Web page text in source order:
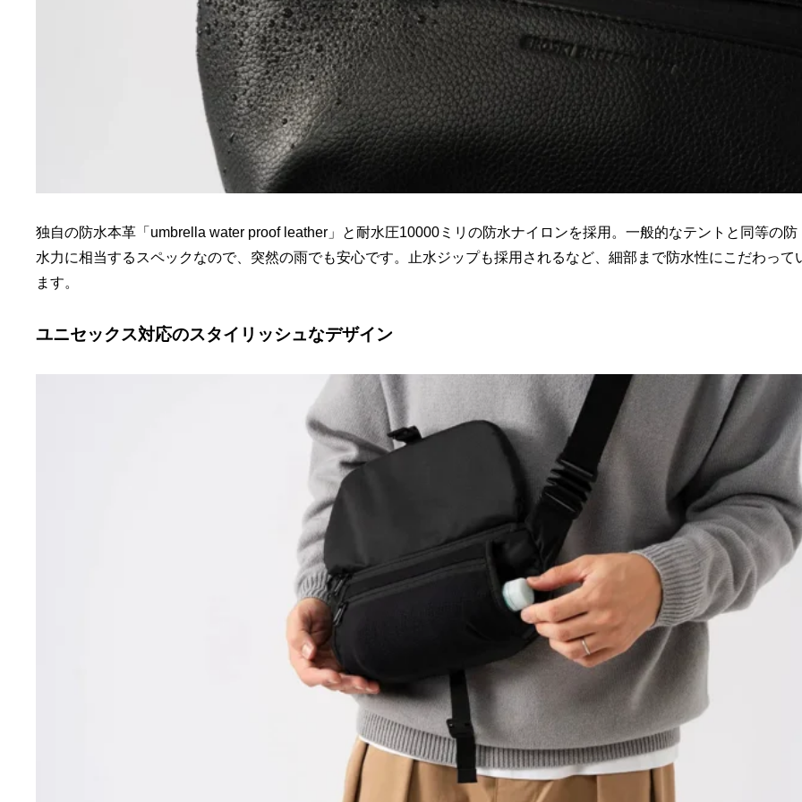
独自の防水本革「umbrella water proof leather」と耐水圧10000ミリの防水ナイロンを採用。一般的なテントと同等の防
水力に相当するスペックなので、突然の雨でも安心です。止水ジップも採用されるなど、細部まで防水性にこだわって
ます。
ユニセックス対応のスタイリッシュなデザイン